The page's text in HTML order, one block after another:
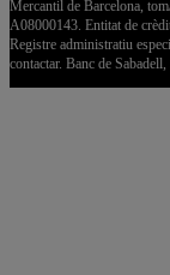
Mercantil de Barcelona,
A08000143. Entitat de
Registre administratiu
contactar. Banc de